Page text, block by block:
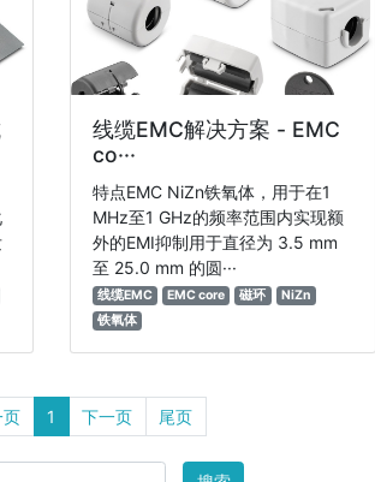
线缆EMC解决方案 - EMC
co···
特点EMC NiZn铁氧体，用于在1
MHz至1 GHz的频率范围内实现额
外的EMI抑制用于直径为 3.5 mm
至 25.0 mm 的圆···
线缆EMC EMC core 磁环
NiZn
铁氧体
页 1 下一页 尾页